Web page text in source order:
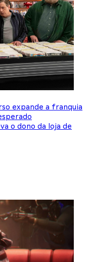
expande a franquia
o dono da loja de